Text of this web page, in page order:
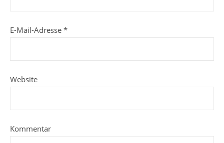
E-Mail-Adresse *
Website
Kommentar